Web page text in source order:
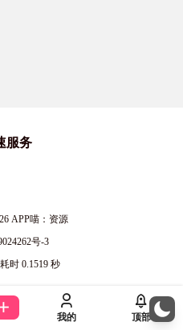
服务
APP喵：资源
号-3
时 0.1519 秒
我的 顶部